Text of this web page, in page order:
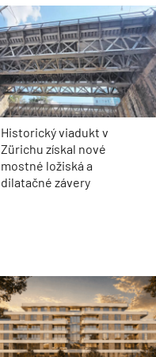
Historický viadukt v
Zürichu získal nové
mostné ložiská a
dilatačné závery